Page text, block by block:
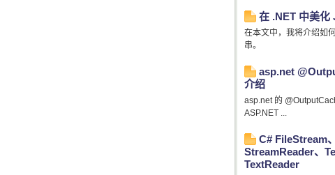
在 .NET 中美化
在本文中，我将介绍如
串。
asp.net
介绍
asp.net 的
ASP.NET ...
C# FileStream
StreamReader、
TextReader